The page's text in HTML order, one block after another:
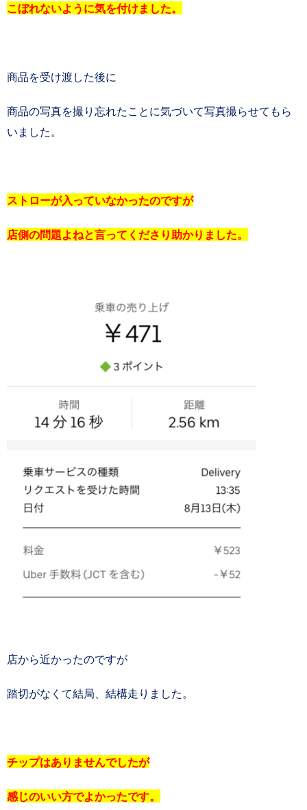
こぼれないように気を付けました。
商品を受け渡した後に
商品の写真を撮り忘れたことに気づいて写真撮らせてもら
いました。
ストローが入っていなかったのですが
店側の問題よねと言ってくださり助かりました。
店から近かったのですが
踏切がなくて結局、結構走りました。
チップはありませんでしたが
感じのいい方でよかったです。